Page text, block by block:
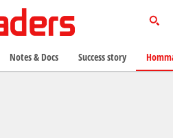
Notes & Docs Success story